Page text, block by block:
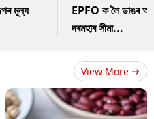
মূল্য
EPFO ক লৈ ডাঙৰ
দৰমহাৰ সীমা...
View More